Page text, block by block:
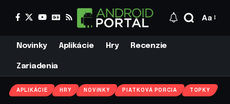
Aa
Novinky Aplikácie Hry Recenzie
Zariadenia
APLIKÁCIE HRY NOVINKY PIATKOVÁ PORCIA TOPKY